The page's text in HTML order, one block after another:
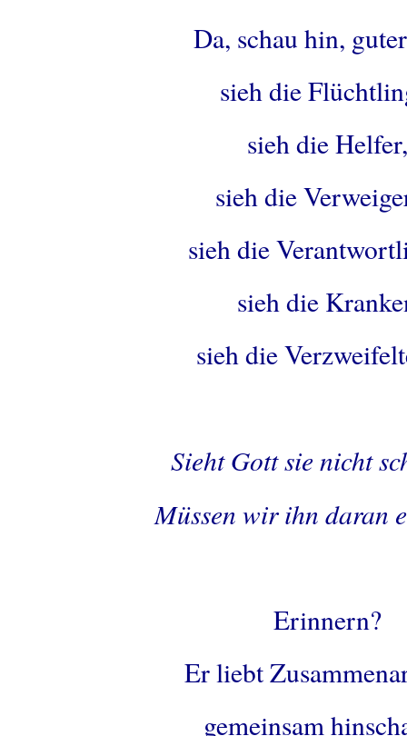
Da, schau hin,
sieh die
sieh die Helfer,
sieh die
sieh die
sieh die
sieh die
Sieht Gott sie nicht
Müssen wir ihn daran
Erinnern?
Er liebt
gemeinsam